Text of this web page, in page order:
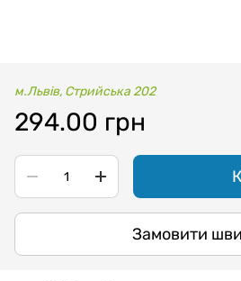
м.Львів, Стрийська 202
294.00 грн
Замовити